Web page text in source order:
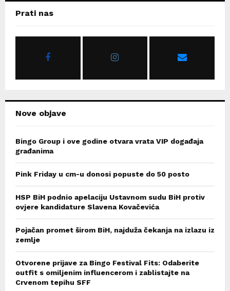
hPrati nas
Nove objave
Bingo Group i ove godine otvara vrata VIP događaja
građanima
Pink Friday u cm-u donosi popuste do 50 posto
HSP BiH podnio apelaciju Ustavnom sudu BiH protiv
ovjere kandidature Slavena Kovačevića
Pojačan promet širom BiH, najduža čekanja na izlazu iz
zemlje
Otvorene prijave za Bingo Festival Fits: Odaberite
outfit s omiljenim influencerom i zablistajte na
Crvenom tepihu SFF